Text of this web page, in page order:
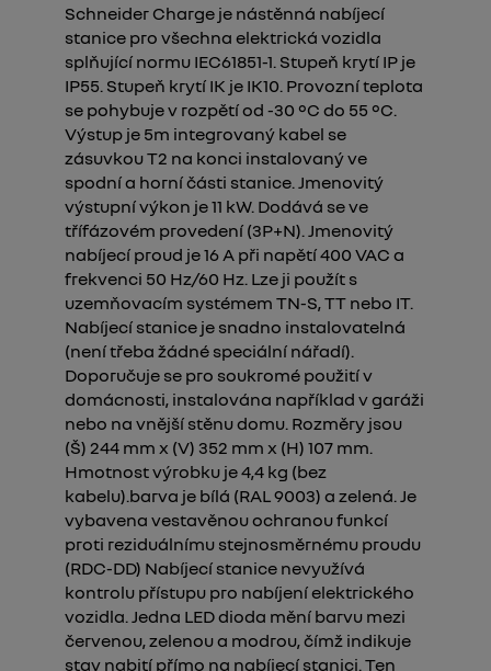
Schneider Charge je nástěnná nabíjecí
stanice pro všechna elektrická vozidla
splňující normu IEC61851-1. Stupeň krytí IP je
IP55. Stupeň krytí IK je IK10. Provozní teplota
se pohybuje v rozpětí od -30 °C do 55 °C.
Výstup je 5m integrovaný kabel se
zásuvkou T2 na konci instalovaný ve
spodní a horní části stanice. Jmenovitý
výstupní výkon je 11 kW. Dodává se ve
třífázovém provedení (3P+N). Jmenovitý
nabíjecí proud je 16 A při napětí 400 VAC a
frekvenci 50 Hz/60 Hz. Lze ji použít s
uzemňovacím systémem TN-S, TT nebo IT.
Nabíjecí stanice je snadno instalovatelná
(není třeba žádné speciální nářadí).
Doporučuje se pro soukromé použití v
domácnosti, instalována například v garáži
nebo na vnější stěnu domu. Rozměry jsou
(Š) 244 mm x (V) 352 mm x (H) 107 mm.
Hmotnost výrobku je 4,4 kg (bez
kabelu).barva je bílá (RAL 9003) a zelená. Je
vybavena vestavěnou ochranou funkcí
proti reziduálnímu stejnosměrnému proudu
(RDC-DD) Nabíjecí stanice nevyužívá
kontrolu přístupu pro nabíjení elektrického
vozidla. Jedna LED dioda mění barvu mezi
červenou, zelenou a modrou, čímž indikuje
stav nabití přímo na nabíjecí stanici. Ten